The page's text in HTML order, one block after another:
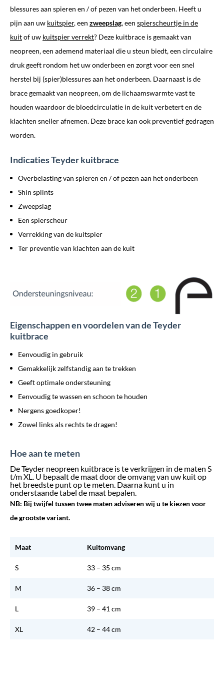
blessures aan spieren en / of pezen van het onderbeen. Heeft u
pijn aan uw kuitspier, een zweepslag, een spierscheurtje in de
kuitof uw kuitspier verrekt? Deze kuitbrace is gemaakt van
neopreen, een ademend materiaal die u steun biedt, een circulaire
druk geeft rondom het uw onderbeen en zorgt voor een snel
herstel bij (spier)blessures aan het onderbeen. Daarnaast is de
brace gemaakt van neopreen, om de lichaamswarmte vast te
houden waardoor de bloedcirculatie in de kuit verbetert en de
klachten sneller afnemen. Deze brace kan ook preventief gedragen
worden.
Indicaties Teyder kuitbrace
Overbelasting van spieren en / of pezen aan het onderbeen
Shin splints
Zweepslag
Een spierscheur
Verrekking van de kuitspier
Ter preventie van klachten aan de kuit
Eigenschappen en voordelen van de Teyder
kuitbrace
Eenvoudig in gebruik
Gemakkelijk zelfstandig aan te trekken
Geeft optimale ondersteuning
Eenvoudig te wassen en schoon te houden
Nergens goedkoper!
Zowel links als rechts te dragen!
Hoe aan te meten
De Teyder neopreen kuitbrace is te verkrijgen in de maten S
t/m XL. U bepaalt de maat door de omvang van uw kuit op
het breedste punt op te meten. Daarna kunt u in
onderstaande tabel de maat bepalen.
NB: Bij twijfel tussen twee maten adviseren wij u te kiezen voor
de grootste variant.
Maat Kuitomvang
S 33 – 35 cm
M 36 – 38 cm
L 39 – 41 cm
XL 42 – 44 cm